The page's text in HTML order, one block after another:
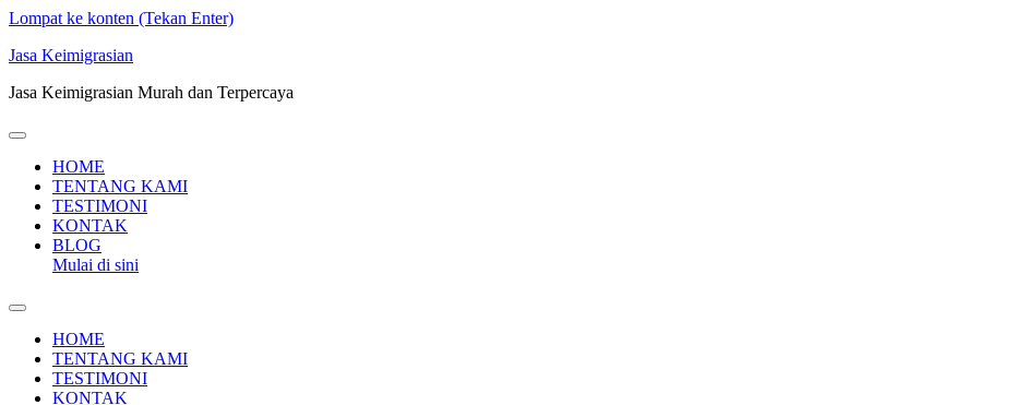
Lompat ke konten (Tekan Enter)
Jasa Keimigrasian
Jasa Keimigrasian Murah dan Terpercaya
HOME
TENTANG KAMI
TESTIMONI
KONTAK
BLOG
Mulai di sini
HOME
TENTANG KAMI
TESTIMONI
KONTAK